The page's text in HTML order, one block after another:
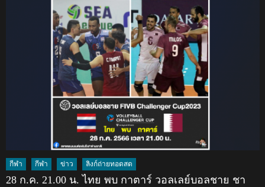
กีฬา กีฬา ข่าว ลิงก์ถ่ายทอดสด
28 ก.ค. 21.00 น. ไทย พบ กาตาร์ วอลเลย์บอลชาย ชา